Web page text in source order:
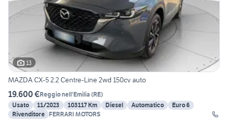
13
MAZDA CX-5 2.2 Centre-Line 2wd 150cv auto
19.600 €Reggio nell'Emilia (RE)
Usato
11/2023 103117 Km Diesel Automatico
Euro 6
Rivenditore FERRARI MOTORS